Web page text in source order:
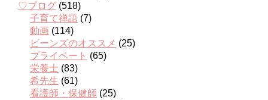
♡ブログ (518)
子育て禅語 (7)
動画 (114)
ビーンズのオススメ (25)
プライベート (65)
栄養士 (83)
希先生 (61)
看護師・保健師 (25)